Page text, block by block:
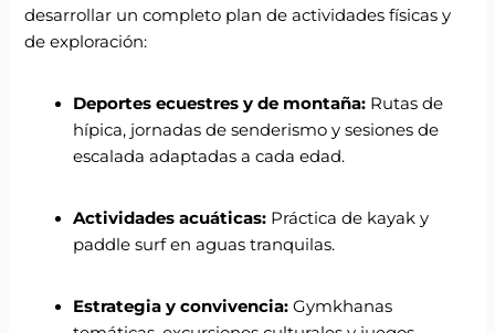
desarrollar un completo plan de actividades físicas y
de exploración:
Deportes ecuestres y de montaña: Rutas de
hípica, jornadas de senderismo y sesiones de
escalada adaptadas a cada edad.
Actividades acuáticas: Práctica de kayak y
paddle surf en aguas tranquilas.
Estrategia y convivencia: Gymkhanas